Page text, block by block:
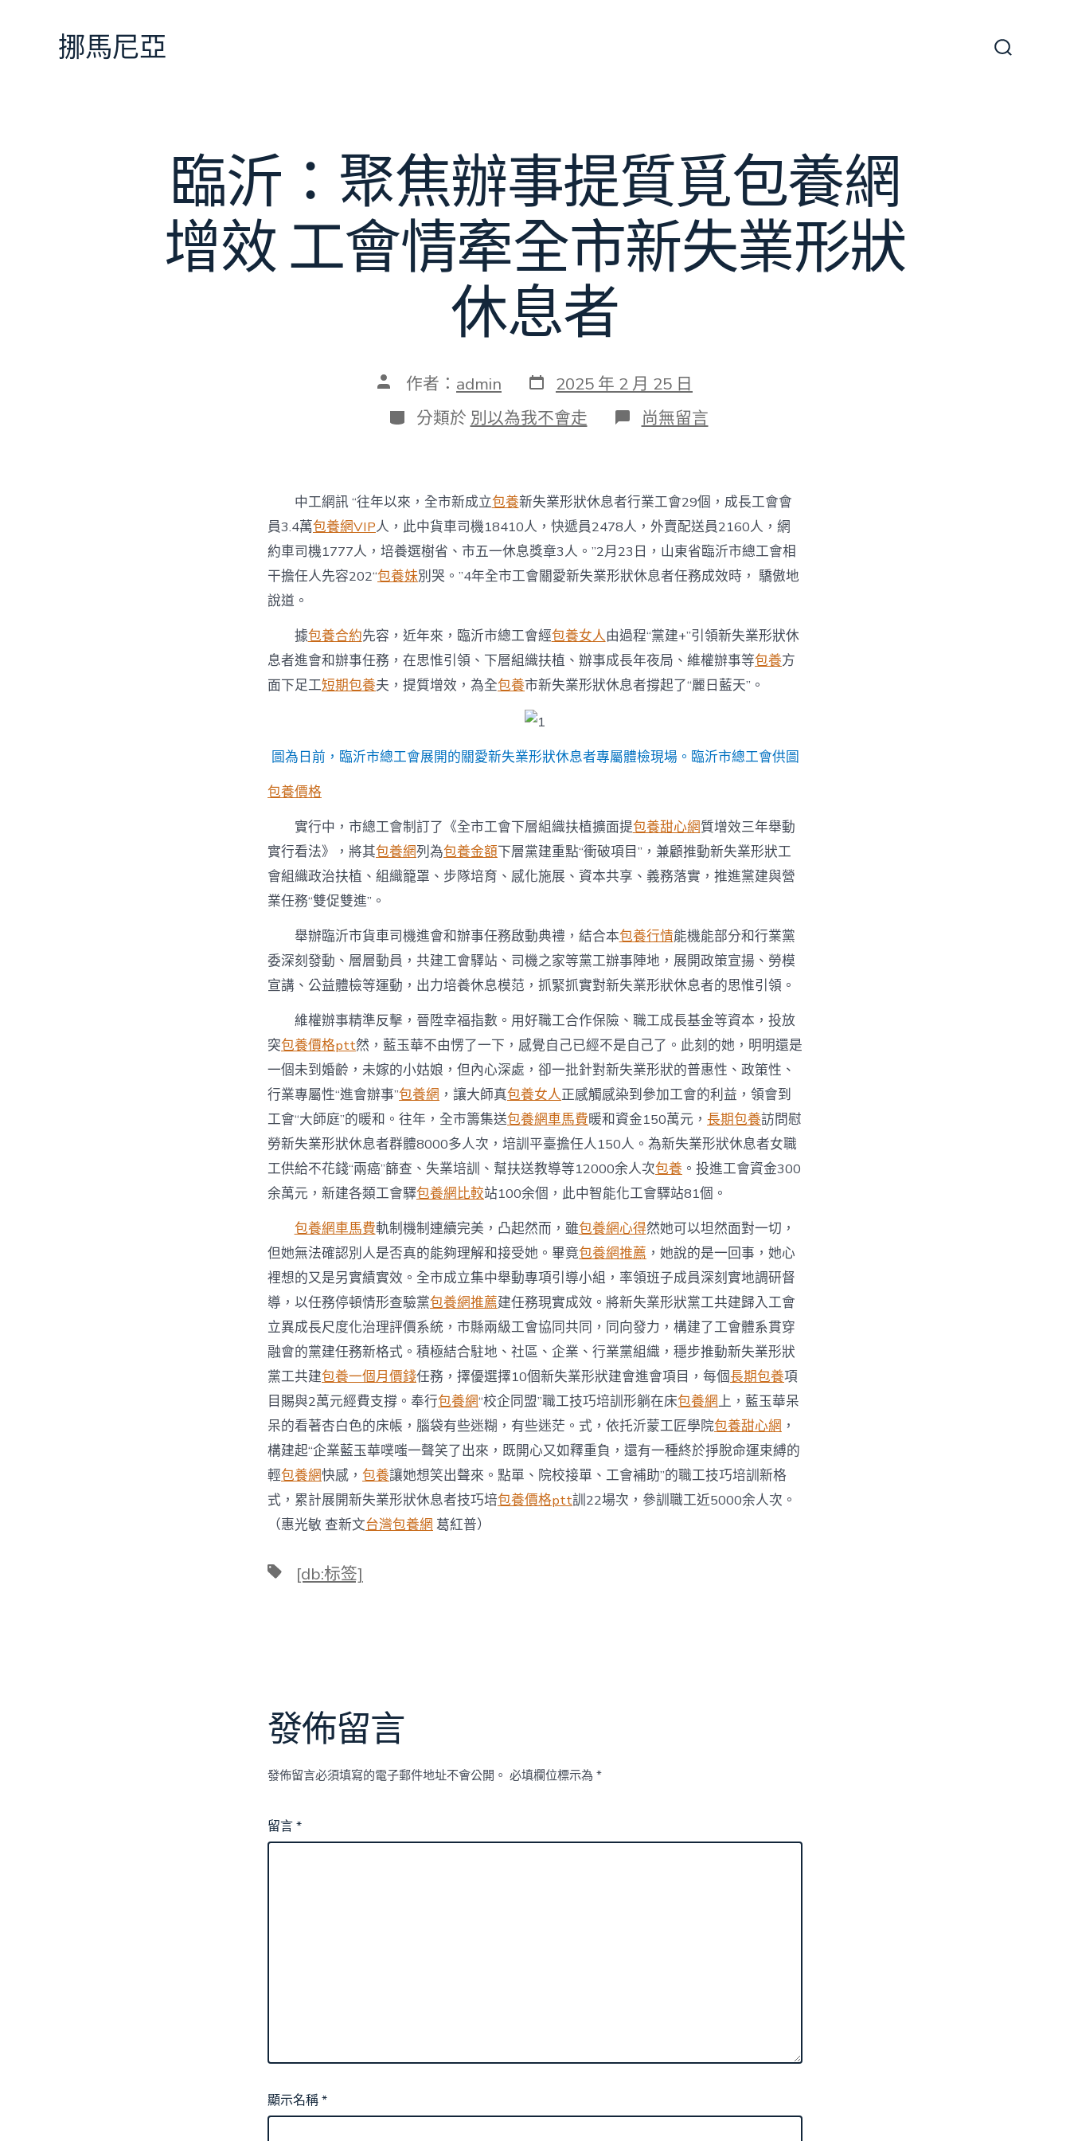
挪馬尼亞
臨沂：聚焦辦事提質覓包養網
增效 工會情牽全市新失業形狀
休息者
文
作
者
作者： admin 發
表
日
期
2025 年 2 月 25 日
分
類
分類於 別以為我不會走 在
〈臨
辦
事
提
質
覓
包
增
效
工
會
情
新
失
狀
休
息
者〉
中
尚無留言
中工網訊 “往年以來，全市新成立包養新失業形狀休息者行業工會29個，成長工會會
員3.4萬包養網VIP人，此中貨車司機18410人，快遞員2478人，外賣配送員2160人，網
約車司機1777人，培養選樹省、市五一休息獎章3人。”2月23日，山東省臨沂市總工會相
干擔任人先容202“包養妹別哭。”4年全市工會關愛新失業形狀休息者任務成效時， 驕傲地
說道。
據包養合約先容，近年來，臨沂市總工會經包養女人由過程“黨建+”引領新失業形狀休
息者進會和辦事任務，在思惟引領、下層組織扶植、辦事成長年夜局、維權辦事等包養方
面下足工短期包養夫，提質增效，為全包養市新失業形狀休息者撐起了“麗日藍天”。
圖為日前，臨沂市總工會展開的關愛新失業形狀休息者專屬體檢現場。臨沂市總工會供圖
包養價格
實行中，市總工會制訂了《全市工會下層組織扶植擴面提包養甜心網質增效三年舉動
實行看法》，將其包養網列為包養金額下層黨建重點“衝破項目”，兼顧推動新失業形狀工
會組織政治扶植、組織籠罩、步隊培育、感化施展、資本共享、義務落實，推進黨建與營
業任務“雙促雙進”。
舉辦臨沂市貨車司機進會和辦事任務啟動典禮，結合本包養行情能機能部分和行業黨
委深刻發動、層層動員，共建工會驛站、司機之家等黨工辦事陣地，展開政策宣揚、勞模
宣講、公益體檢等運動，出力培養休息模范，抓緊抓實對新失業形狀休息者的思惟引領。
維權辦事精準反擊，晉陞幸福指數。用好職工合作保險、職工成長基金等資本，投放
突包養價格ptt然，藍玉華不由愣了一下，感覺自己已經不是自己了​​。此刻的她，明明還是
一個未到婚齡，未嫁的小姑娘，但內心深處，卻一批針對新失業形狀的普惠性、政策性、
行業專屬性“進會辦事”包養網 ，讓大師真包養女人正感觸感染到參加工會的利益，領會到
工會“大師庭”的暖和。往年，全市籌集送包養網車馬費暖和資金150萬元， 長期包養訪問慰
勞新失業形狀休息者群體8000多人次，培訓平臺擔任人150人。為新失業形狀休息者女職
工供給不花錢“兩癌”篩查、失業培訓、幫扶送教導等12000余人次包養 。投進工會資金300
余萬元，新建各類工會驛包養網比較站100余個，此中智能化工會驛站81個。
包養網車馬費軌制機制連續完美，凸起然而，雖包養網心得然她可以坦然面對一切，
但她無法確認別人是否真的能夠理解和接受她。畢竟包養網推薦 ，她說的是一回事，她心
裡想的又是另實績實效。全市成立集中舉動專項引導小組，率領班子成員深刻實地調研督
導，以任務停頓情形查驗黨包養網推薦建任務現實成效。將新失業形狀黨工共建歸入工會
立異成長尺度化治理評價系統，市縣兩級工會協同共同，同向發力，構建了工會體系貫穿
融會的黨建任務新格式。積極結合駐地、社區、企業、行業黨組織，穩步推動新失業形狀
黨工共建包養一個月價錢任務，擇優選擇10個新失業形狀建會進會項目，每個長期包養項
目賜與2萬元經費支撐。奉行包養網“校企同盟”職工技巧培訓形躺在床包養網上，藍玉華呆
呆的看著杏白色的床帳，腦袋有些迷糊，有些迷茫。式，依托沂蒙工匠學院包養甜心網 ，
構建起“企業藍玉華噗嗤一聲笑了出來，既開心又如釋重負，還有一種終於掙脫命運束縛的
輕包養網快感， 包養讓她想笑出聲來。點單、院校接單、工會補助”的職工技巧培訓新格
式，累計展開新失業形狀休息者技巧培包養價格ptt訓22場次，參訓職工近5000余人次。
（惠光敏 查新文台灣包養網 葛紅普）
標 [db:标签]
發佈留言
發佈留言必須填寫的電子郵件地址不會公開。 必填欄位標示為 *
留言*
顯示名稱*